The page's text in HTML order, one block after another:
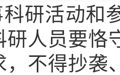
科研活动
研人员要恪
，不得抄袭